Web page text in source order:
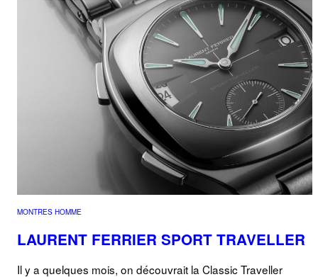
MONTRES HOMME
LAURENT FERRIER SPORT TRAVELLER
Il y a quelques mois, on découvrait la Classic Traveller